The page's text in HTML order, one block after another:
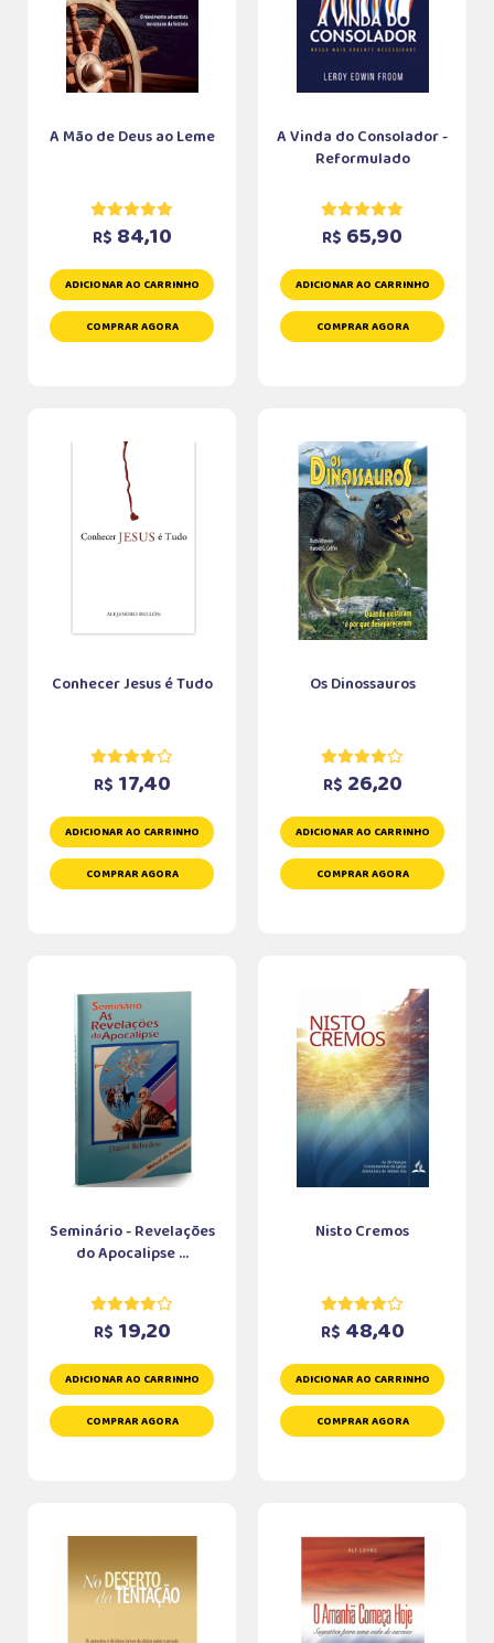
A Mão de Deus ao Leme
R$ 84,10
ADICIONAR AO CARRINHO
COMPRAR AGORA
A Vinda do Consolador -
Reformulado
R$ 65,90
ADICIONAR AO CARRINHO
COMPRAR AGORA
Conhecer Jesus é Tudo
R$ 17,40
ADICIONAR AO CARRINHO
COMPRAR AGORA
Os Dinossauros
R$ 26,20
ADICIONAR AO CARRINHO
COMPRAR AGORA
Seminário - Revelações
do Apocalipse ...
R$ 19,20
ADICIONAR AO CARRINHO
COMPRAR AGORA
Nisto Cremos
R$ 48,40
ADICIONAR AO CARRINHO
COMPRAR AGORA